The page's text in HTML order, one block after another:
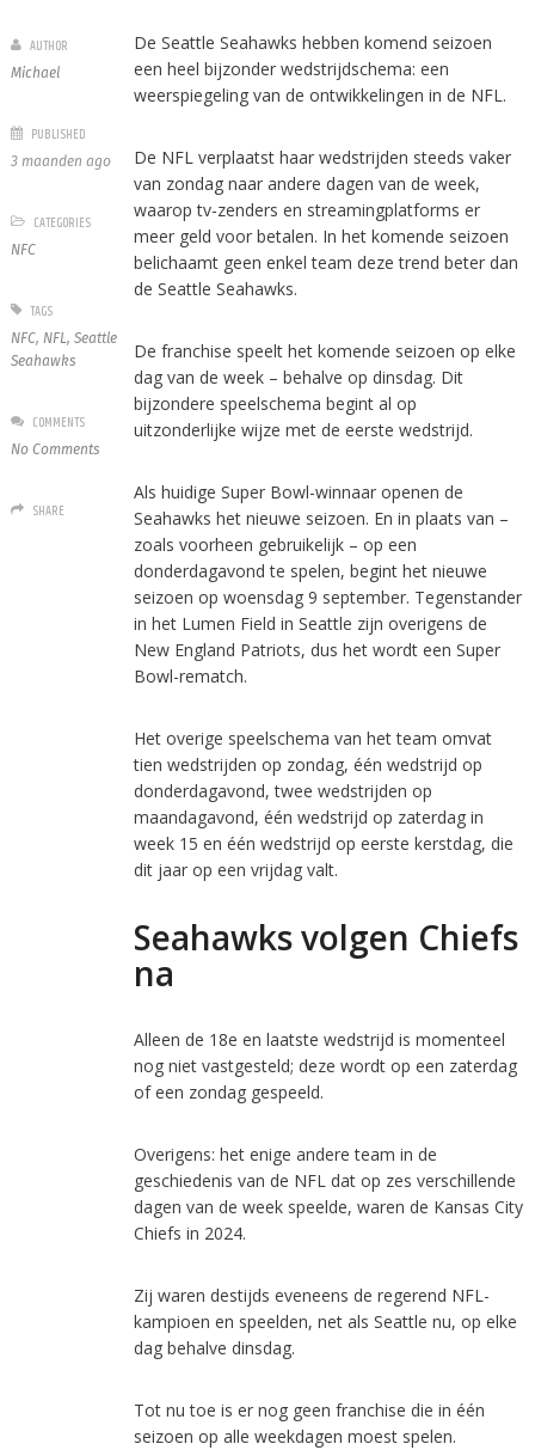
De Seattle Seahawks hebben komend seizoen
een heel bijzonder wedstrijdschema: een
weerspiegeling van de ontwikkelingen in de NFL.
De NFL verplaatst haar wedstrijden steeds vaker
van zondag naar andere dagen van de week,
waarop tv-zenders en streamingplatforms er
meer geld voor betalen. In het komende seizoen
belichaamt geen enkel team deze trend beter dan
de Seattle Seahawks.
De franchise speelt het komende seizoen op elke
dag van de week – behalve op dinsdag. Dit
bijzondere speelschema begint al op
uitzonderlijke wijze met de eerste wedstrijd.
Als huidige Super Bowl-winnaar openen de
Seahawks het nieuwe seizoen. En in plaats van –
zoals voorheen gebruikelijk – op een
donderdagavond te spelen, begint het nieuwe
seizoen op woensdag 9 september. Tegenstander
in het Lumen Field in Seattle zijn overigens de
New England Patriots, dus het wordt een Super
Bowl-rematch.
Het overige speelschema van het team omvat
tien wedstrijden op zondag, één wedstrijd op
donderdagavond, twee wedstrijden op
maandagavond, één wedstrijd op zaterdag in
week 15 en één wedstrijd op eerste kerstdag, die
dit jaar op een vrijdag valt.
Seahawks volgen Chiefs
na
Alleen de 18e en laatste wedstrijd is momenteel
nog niet vastgesteld; deze wordt op een zaterdag
of een zondag gespeeld.
Overigens: het enige andere team in de
geschiedenis van de NFL dat op zes verschillende
dagen van de week speelde, waren de Kansas City
Chiefs in 2024.
Zij waren destijds eveneens de regerend NFL-
kampioen en speelden, net als Seattle nu, op elke
dag behalve dinsdag.
Tot nu toe is er nog geen franchise die in één
seizoen op alle weekdagen moest spelen.
AUTHOR
Michael
PUBLISHED
3 maanden ago
CATEGORIES
NFC
TAGS
NFC, NFL, Seattle
Seahawks
COMMENTS
No Comments
SHARE